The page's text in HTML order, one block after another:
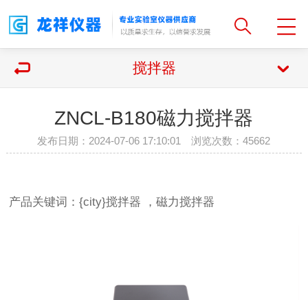
搅拌器
ZNCL-B180磁力搅拌器
发布日期：2024-07-06 17:10:01 浏览次数：45662
产品关键词：{city}搅拌器 ，磁力搅拌器